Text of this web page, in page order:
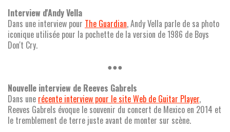
Interview d'Andy Vella
Dans une interview pour The Guardian, Andy Vella parle de sa photo
iconique utilisée pour la pochette de la version de 1986 de Boys
Don't Cry.
●●●
Nouvelle interview de Reeves Gabrels
Dans une récente interview pour le site Web de Guitar Player,
Reeves Gabrels évoque le souvenir du concert de Mexico en 2014 et
le tremblement de terre juste avant de monter sur scène.